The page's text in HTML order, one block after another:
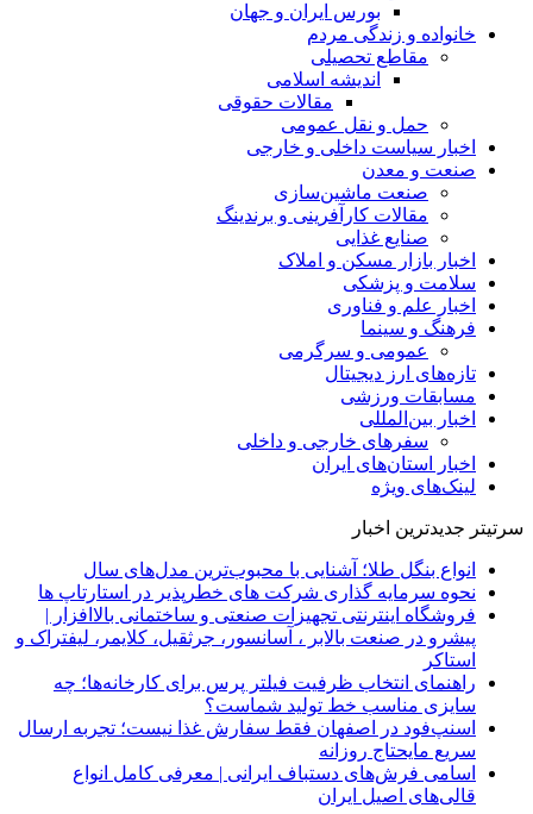
بورس ایران و جهان
خانواده و زندگی مردم
مقاطع تحصیلی
اندیشه اسلامی
مقالات حقوقی
حمل و نقل عمومی
اخبار سیاست داخلی و خارجی
صنعت و معدن
صنعت ماشین‌سازی
مقالات کارآفرینی و برندینگ
صنایع غذایی
اخبار بازار مسکن و املاک
سلامت و پزشکی
اخبار علم و فناوری
فرهنگ و سینما
عمومی و سرگرمی
تازه‌های ارز دیجیتال
مسابقات ورزشی
اخبار بین‌المللی
سفرهای خارجی و داخلی
اخبار استان‌های ایران
لینک‌های ویژه
سرتیتر جدیدترین اخبار
انواع بنگل طلا؛ آشنایی با محبوب‌ترین مدل‌های سال
نحوه سرمایه‌ گذاری شرکت‌ های خطرپذیر در استارتاپ ها
فروشگاه اینترنتی تجهیزات صنعتی و ساختمانی بالاافزار |
پیشرو در صنعت بالابر ، آسانسور، جرثقیل، کلایمر، لیفتراک و
استاکر
راهنمای انتخاب ظرفیت فیلتر پرس برای کارخانه‌ها؛ چه
سایزی مناسب خط تولید شماست؟
اسنپ‌فود در اصفهان فقط سفارش غذا نیست؛ تجربه ارسال
سریع مایحتاج روزانه
اسامی فرش‌های دستباف ایرانی | معرفی کامل انواع
قالی‌های اصیل ایران